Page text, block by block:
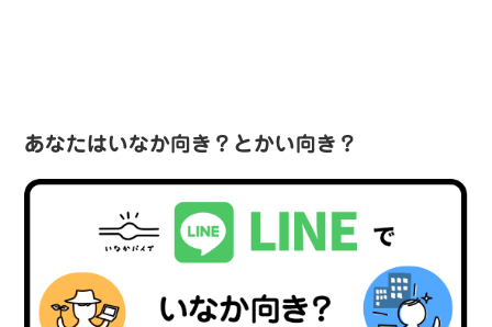
あなたはいなか向き？とかい向き？